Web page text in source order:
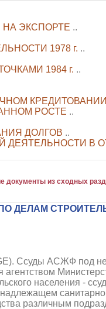
ЭКСПОРТЕ ..
1978 г. ..
1984 г. ..
КРЕДИТОВАНИИ
РОСТЕ ..
ДОЛГОВ ..
ДЕЯТЕЛЬНОСТИ
документы из сходных
ДЕЛАМ
Ссуды АСЖФ под
агентством
населения -
различным